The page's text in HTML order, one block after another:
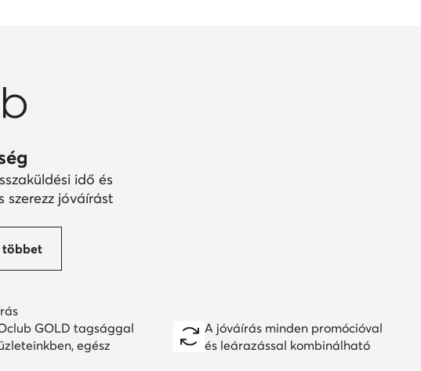
idő és
szerezz jóváírást
többet
GOLD tagsággal
egész
A jóváírás minden promócióval
és leárazással kombinálható